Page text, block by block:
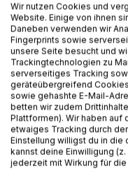
Auf die Merkliste
Titel bewerten
BESCHREIBUNG
Wir nutzen Cookies und
Website. Einige von ihnen
Daneben verwenden wir
Fingerprints sowie
unsere Seite besucht und
Trackingtechnologien zu
serverseitiges Tracking
geräteübergreifend
sowie gehashte E-Mail-
betten wir zudem
Plattformen). Wir haben auf
etwaiges Tracking durch
Einstellung willigst du in die
kannst deine Einwilligung
jederzeit mit Wirkung für